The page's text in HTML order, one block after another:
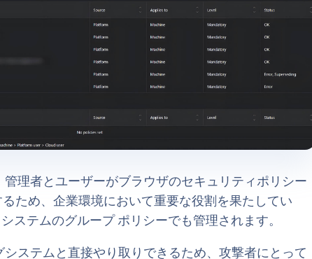
管理者とユーザーがブラウザのセキュリティポリシー
ため、企業環境において重要な役割を果たしてい
ステムのグループ ポリシーでも管理されます。
システムと直接やり取りできるため、攻撃者にとって